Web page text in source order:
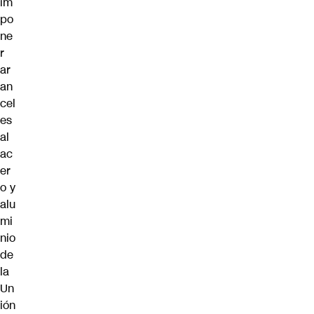
po
ne
r
ar
an
cel
es
al
ac
er
o y
alu
mi
nio
de
la
Un
ión